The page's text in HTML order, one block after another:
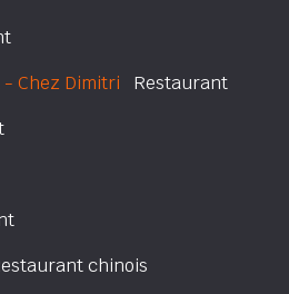
- Chez Dimitri Restaurant
chinois